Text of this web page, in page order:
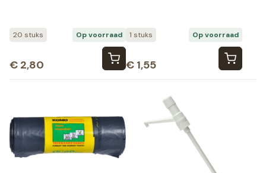
20 stuks Op voorraad
€ 2,80
1 stuks Op voorraad
€ 1,55